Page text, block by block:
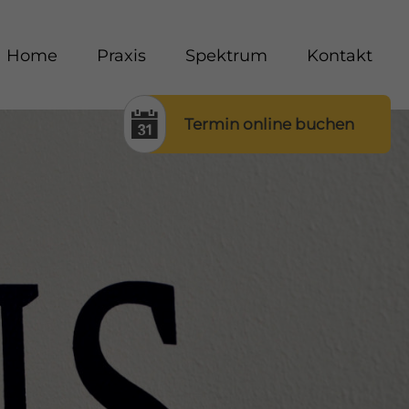
Home Praxis Spektrum Kontakt
Termin online buchen